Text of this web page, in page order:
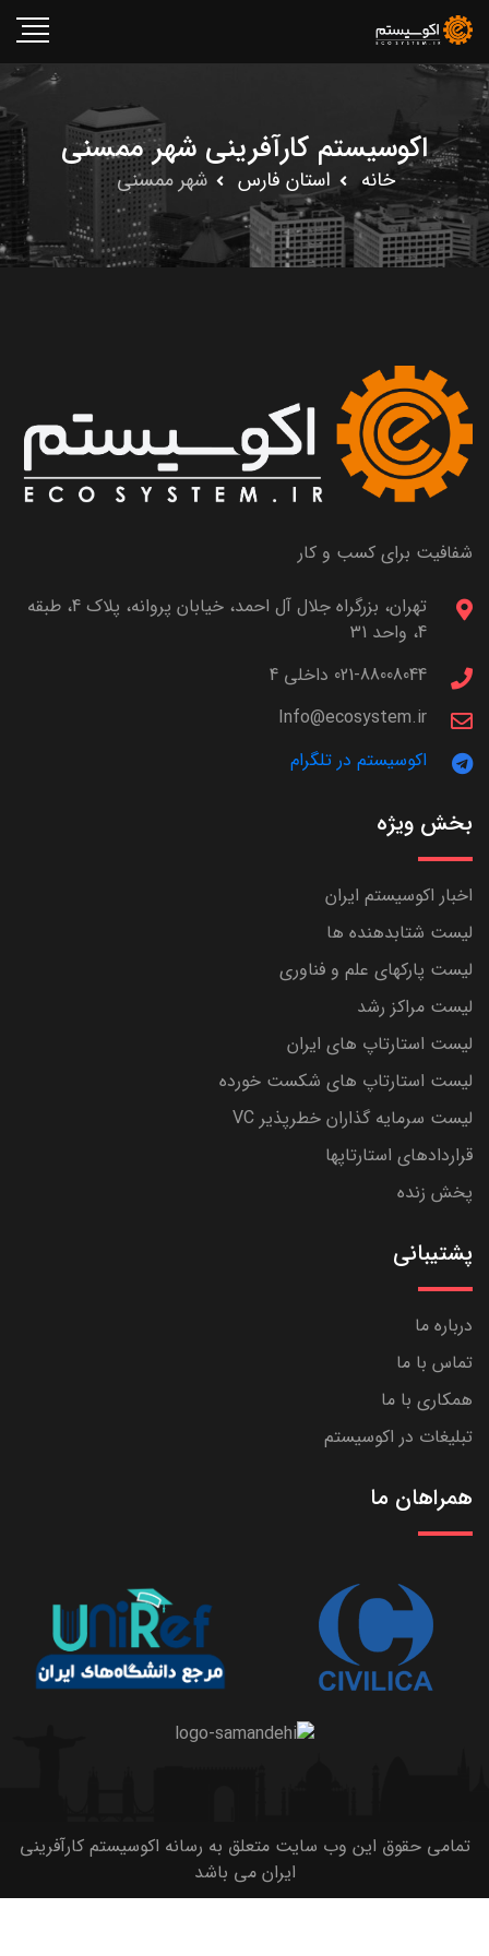
اکوسیستم کارآفرینی شهر ممسنى
خانه استان فارس شهر ممسنى
شفافیت برای کسب و کار
تهران، بزرگراه جلال آل احمد، خیابان پروانه، پلاک 4، طبقه
4، واحد 31
021-88008044 داخلی 4
Info@ecosystem.ir
اکوسیستم در تلگرام
بخش ویژه
اخبار اکوسیستم ایران
لیست شتابدهنده ها
لیست پارکهای علم و فناوری
لیست مراکز رشد
لیست استارتاپ های ایران
لیست استارتاپ های شکست خورده
لیست سرمایه گذاران خطرپذیر VC
قراردادهای استارتاپها
پخش زنده
پشتیبانی
درباره ما
تماس با ما
همکاری با ما
تبلیغات در اکوسیستم
همراهان ما
تمامی حقوق این وب سایت متعلق به رسانه اکوسیستم کارآفرینی
ایران می باشد